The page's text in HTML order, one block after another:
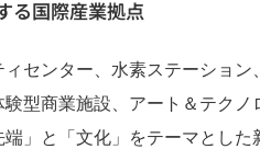
る国際産業拠点
センター、水素ステーション
験型商業施設、アート＆テク
」と「文化」をテーマとした